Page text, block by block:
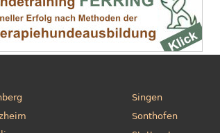
Singen
Sonthofen